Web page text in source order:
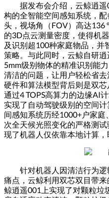
据发布会介绍，云鲸逍遥
构的全智能空间感知系统，
头，视场角（FOV）高达136 °
的3D点云测量密度，使得机
及识别超100种家庭物品，并
策略。与此同时，云鲸自研逍
5mm级别物体的精准识别能
清洁的问题，让用户轻松省
硬件和算法模型背后则是双
通过4 TOPS高算力的边缘AI
实现了自动驾驶级别的空间
间感知系统历经1000+户家庭、
次全天候光照变化的严格测
现了机器人仅依靠本地计算，
针对机器人因清洁行为
痛点，云鲸利用双芯双目带
鲸逍遥001 上实现了对颗粒